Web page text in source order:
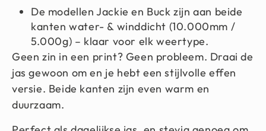
De modellen Jackie en Buck zijn aan beide
kanten water- & winddicht (10.000mm /
5.000g) – klaar voor elk weertype.
Geen zin in een print? Geen probleem. Draai de
jas gewoon om en je hebt een stijlvolle effen
versie. Beide kanten zijn even warm en
duurzaam.